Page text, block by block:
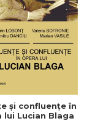
şi confluenţe în
lui Lucian Blaga